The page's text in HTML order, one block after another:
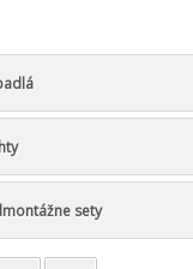
sety